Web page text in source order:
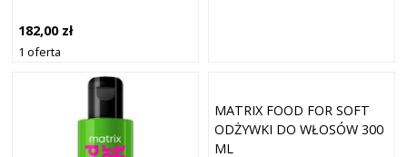
182,00 zł
1 oferta
MATRIX FOOD FOR SOFT
ODŻYWKI DO WŁOSÓW 300
ML